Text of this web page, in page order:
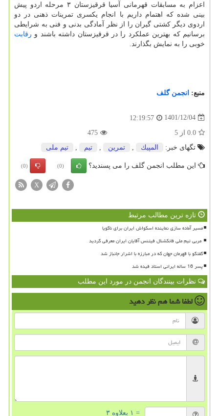
اعزام به مسابقات قهرمانی آسیا قرقیزستان ۳ مرحله اردو پیش
بینی شده که اهتمام داریم با انجام یکسری تمرینات ذهنی در دو
اردوی دیگر کشتی گیران را از نظر آمادگی بدنی و فنی به شرایطی
برسانیم که بهترین عملکرد را در قرقیزستان داشته باشند و رقابت
خوبی را به نمایش بگذارند.
منبع: انجمن گلف
1401/12/04
12:19:57
0.0 از 5
475
تگهای خبر:
المپیك تمرین تیم تیم ملی
این مطلب انجمن گلف را می پسندید؟ (0)
(0)
X
تازه ترین مطالب مرتبط
مسیر آماده سازی نماینده اسکواش ایران برای ناگویا
گفتگو با قهرمان جهان که در مبارزه با اشرار جانباز شد
پسر 16 ساله ایرانی استاد فیده شد
نظرات بینندگان انجمن در مورد این مطلب
لطفا شما همنظر دهید
= ۱ بعلاوه ۳